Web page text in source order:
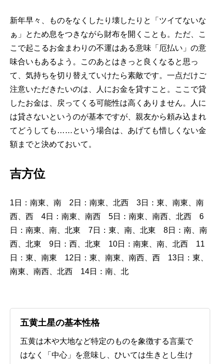
新年早々、ものをなくしたり壊したりと「ツイてないな
ぁ」とため息をつきながら財布を開くことも。ただ、こ
こで起こるお金まわりの不運はある意味「厄払い」の意
味合いもあるよう。このあとはきっと良くなると思っ
て、気持ちを切り替えていけたら素敵です。一点だけご
注意いただきたいのは、人にお金を貸すこと。ここで貸
したお金は、戻ってくる可能性は高くありません。人に
は貸さないというのが基本ですが、親友から頼み込まれ
てどうしても……という場合は、あげても惜しくない金
額までと決めておいて。
吉方位
1日：南東、南 2日： 南東、北西 3日： 東、南東、南
西、西 4日： 南東、南西 5日： 南東、南西、北西 6
日： 南東、南、北東 7日： 東、南、北東 8日： 南、南
西、北東 9日： 西、北東 10日： 南東、南、北西 11
日： 東、南東 12日： 東、南東、南西、西 13日： 東、
南東、南西、北西 14日： 南、北
五黄土星の基本性格
五黄は木や大地など特定のものを象徴する言葉で
はなく「中心」を意味し、ひいては生きとし生け